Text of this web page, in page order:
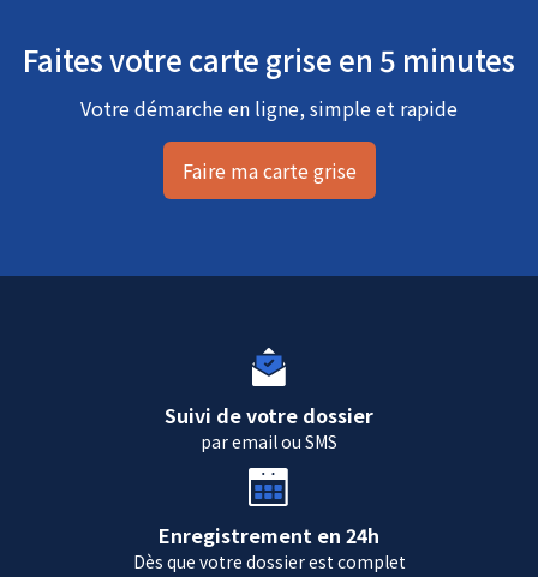
Faites votre carte grise en 5 minutes
Votre démarche en ligne, simple et rapide
Faire ma carte grise
Suivi de votre dossier
par email ou SMS
Enregistrement en 24h
Dès que votre dossier est complet